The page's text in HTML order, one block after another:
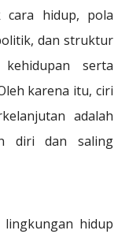
cara hidup, pola
dan struktur
serta
karena itu, ciri
adalah
diri dan saling
lingkungan hidup